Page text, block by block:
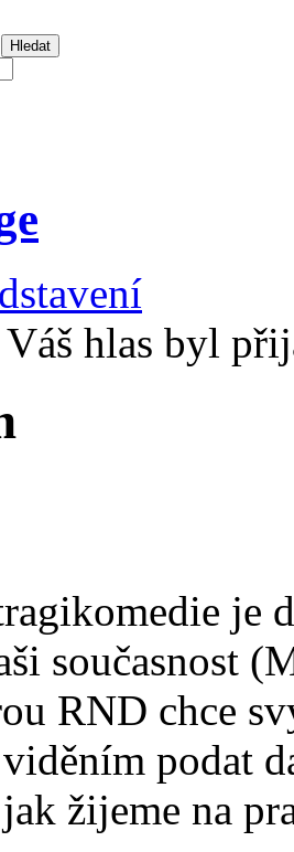
hlas byl
je
současnost
RND chce
podat
žijeme na